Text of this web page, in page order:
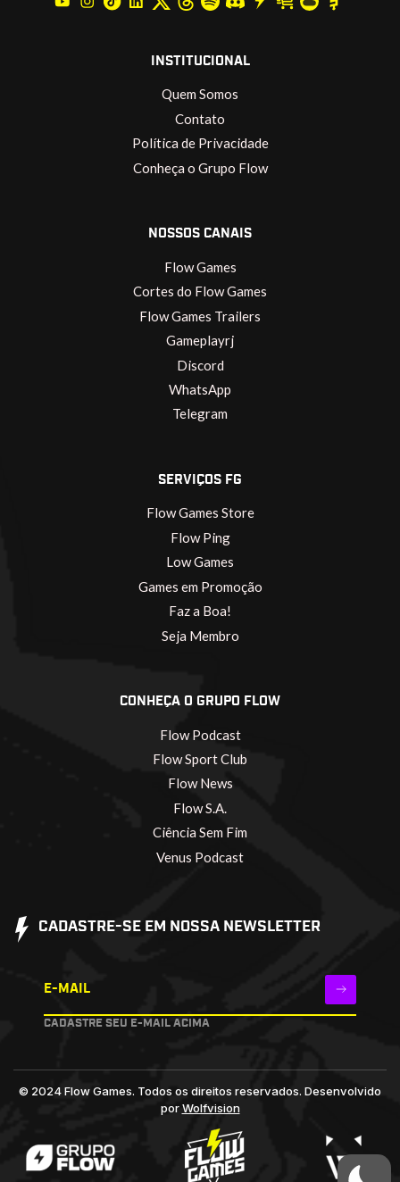
INSTITUCIONAL
Quem Somos
Contato
Política de Privacidade
Conheça o Grupo Flow
NOSSOS CANAIS
Flow Games
Cortes do Flow Games
Flow Games Trailers
Gameplayrj
Discord
WhatsApp
Telegram
SERVIÇOS FG
Flow Games Store
Flow Ping
Low Games
Games em Promoção
Faz a Boa!
Seja Membro
CONHEÇA O GRUPO FLOW
Flow Podcast
Flow Sport Club
Flow News
Flow S.A.
Ciência Sem Fim
Venus Podcast
CADASTRE-SE EM NOSSA NEWSLETTER
E-MAIL
CADASTRE SEU E-MAIL ACIMA
© 2024 Flow Games. Todos os direitos reservados. Desenvolvido
porWolfvision